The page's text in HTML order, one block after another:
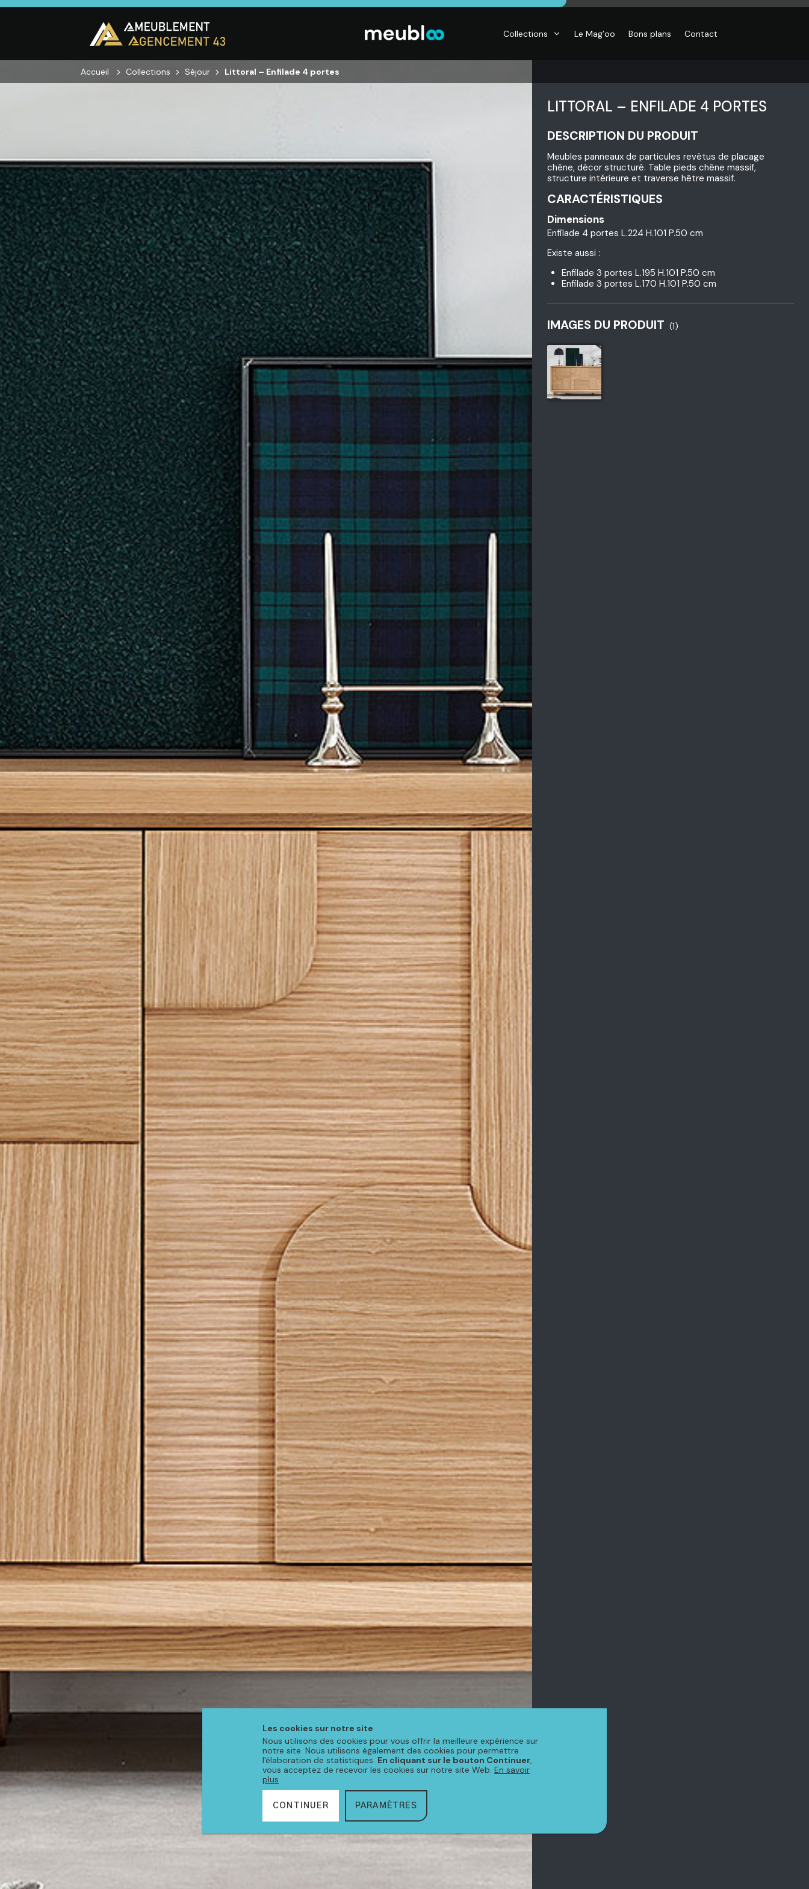
Les cookies sur notre site
Nous utilisons des cookies pour vous offrir la meilleure expérience sur
notre site. Nous utilisons également des cookies pour permettre
l'élaboration de statistiques. En cliquant sur le bouton Continuer,
vous acceptez de recevoir les cookies sur notre site Web. En savoir
plus
CONTINUER PARAMÈTRES
Collections
Cuisines
équipées,
adaptées à vos
mesures.
Canapés droits,
Salons d’angles
& composables,
Fauteuils et
canapés de
relaxation,
Tables basses
Enfilades,
Tables, Chaises,
Meubles TV,
Meubles de
complément
Dressings,
Armoires, Lits,
Chevets,
Commodes
Matelas,
Sommiers,
Literies
électriques,
Linge de maison
DÉCO
Accessoires de
maison, Objets
Luminaires,
Déco murales
Le Mag’oo Bons plans Contact
Accueil Collections Séjour Littoral – Enfilade 4 portes
LITTORAL – ENFILADE 4 PORTES
DESCRIPTION DU PRODUIT
Meubles panneaux de particules revêtus de placage
chêne, décor structuré. Table pieds chêne massif,
structure intérieure et traverse hêtre massif.
CARACTÉRISTIQUES
Dimensions
Enfilade 4 portes L.224 H.101 P.50 cm
Existe aussi :
Enfilade 3 portes L.195 H.101 P.50 cm
Enfilade 3 portes L.170 H.101 P.50 cm
IMAGES DU PRODUIT (1)